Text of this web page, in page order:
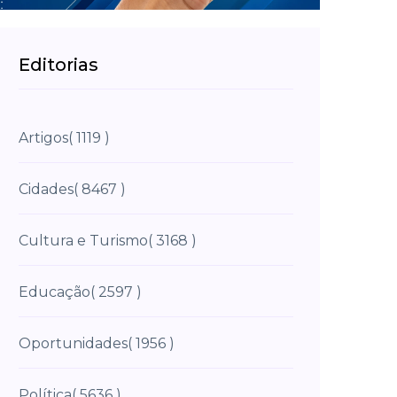
Editorias
Artigos( 1119 )
Cidades( 8467 )
Cultura e Turismo( 3168 )
Educação( 2597 )
Oportunidades( 1956 )